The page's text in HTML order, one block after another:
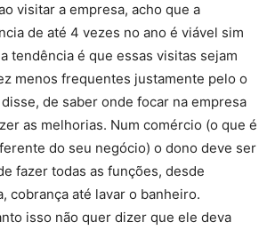
visitar a empresa, acho que a
de até 4 vezes no ano é viável sim
tendência é que essas visitas sejam
menos frequentes justamente pelo o
de saber onde focar na empresa
as melhorias. Num comércio (o que é
do seu negócio) o dono deve ser
fazer todas as funções, desde
cobrança até lavar o banheiro.
isso não quer dizer que ele deva